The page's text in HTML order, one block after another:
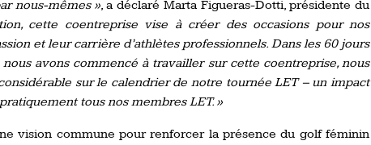
nous-mêmes », a déclaré Marta Figueras-Dotti, présidente du
cette coentreprise vise à créer des occasions pour nos
et leur carrière d’athlètes professionnels. Dans les 60 jours
avons commencé à travailler sur cette coentreprise, nous
sur le calendrier de notre tournée LET – un impact
tous nos membres LET. »
vision commune pour renforcer la présence du golf féminin